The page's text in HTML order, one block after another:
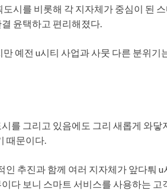
시를 비롯해 각 지자체가 중심이 된
윤택하고 편리해졌다.
예전 u시티 사업과 사뭇 다른 분위기
를 그리고 있음에도 그리 새롭게 와닿
때문이다.
인 추진과 함께 여러 지자체가 앞다퉈
다 보니 스마트 서비스를 사용하는 고